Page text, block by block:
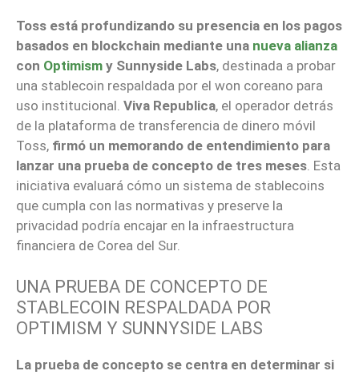
Toss está profundizando su presencia en los pagos
basados en blockchain mediante una nueva alianza
con Optimism y Sunnyside Labs, destinada a probar
una stablecoin respaldada por el won coreano para
uso institucional. Viva Republica, el operador detrás
de la plataforma de transferencia de dinero móvil
Toss, firmó un memorando de entendimiento para
lanzar una prueba de concepto de tres meses. Esta
iniciativa evaluará cómo un sistema de stablecoins
que cumpla con las normativas y preserve la
privacidad podría encajar en la infraestructura
financiera de Corea del Sur.
UNA PRUEBA DE CONCEPTO DE
STABLECOIN RESPALDADA POR
OPTIMISM Y SUNNYSIDE LABS
La prueba de concepto se centra en determinar si